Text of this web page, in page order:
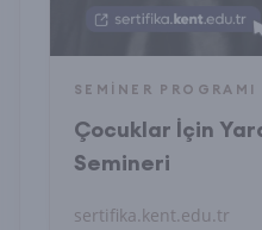
SEMINER PROGRAMI
Çocuklar İçin
Semineri
sertifika.kent.edu.tr